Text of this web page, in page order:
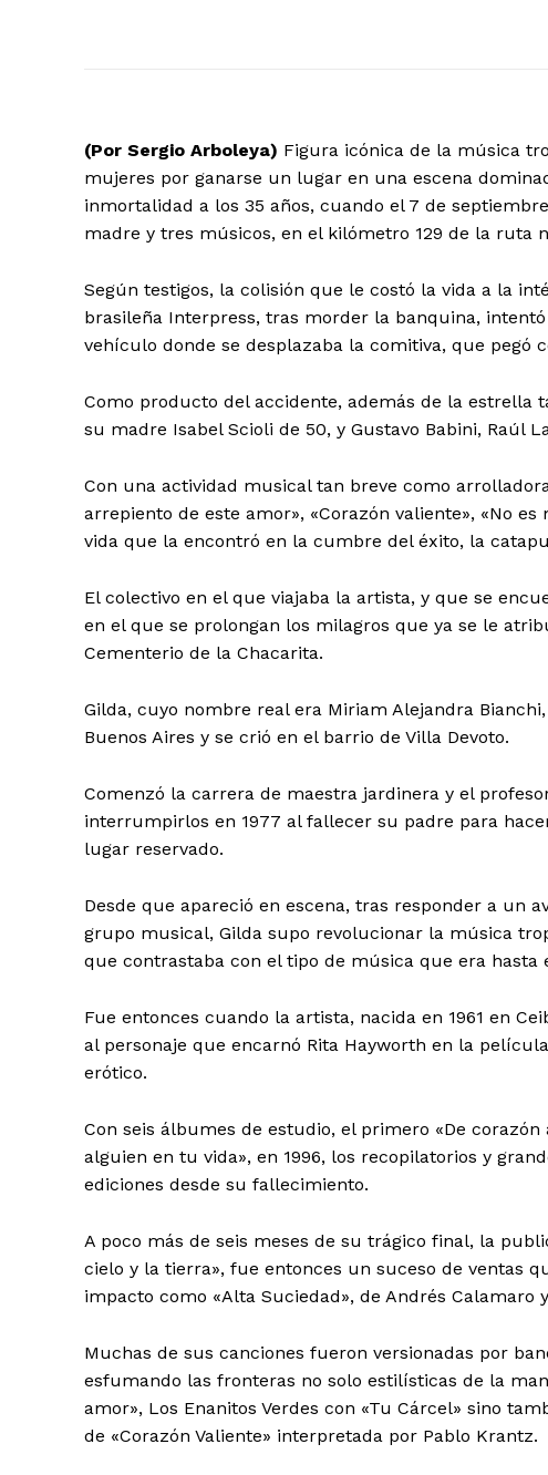
(Por Sergio Arboleya) Figura icónica de la música
mujeres por ganarse un lugar en una escena
inmortalidad a los 35 años, cuando el 7 de
madre y tres músicos, en el kilómetro 129 de la ruta
Según testigos, la colisión que le costó la vida a la
brasileña Interpress, tras morder la banquina,
vehículo donde se desplazaba la comitiva, que pegó
Como producto del accidente, además de la estrella
su madre Isabel Scioli de 50, y Gustavo Babini, Raúl
Con una actividad musical tan breve como
arrepiento de este amor», «Corazón valiente», «No
vida que la encontró en la cumbre del éxito, la
El colectivo en el que viajaba la artista, y que se
en el que se prolongan los milagros que ya se le
Cementerio de la Chacarita.
Gilda, cuyo nombre real era Miriam Alejandra
Buenos Aires y se crió en el barrio de Villa Devoto.
Comenzó la carrera de maestra jardinera y el
interrumpirlos en 1977 al fallecer su padre para
lugar reservado.
Desde que apareció en escena, tras responder a un
grupo musical, Gilda supo revolucionar la música
que contrastaba con el tipo de música que era
Fue entonces cuando la artista, nacida en 1961 en
al personaje que encarnó Rita Hayworth en la
erótico.
Con seis álbumes de estudio, el primero «De
alguien en tu vida», en 1996, los recopilatorios y
ediciones desde su fallecimiento.
A poco más de seis meses de su trágico final, la
cielo y la tierra», fue entonces un suceso de ventas
impacto como «Alta Suciedad», de Andrés Calamaro
Muchas de sus canciones fueron versionadas por
esfumando las fronteras no solo estilísticas de la
amor», Los Enanitos Verdes con «Tu Cárcel» sino
de «Corazón Valiente» interpretada por Pablo Krantz.